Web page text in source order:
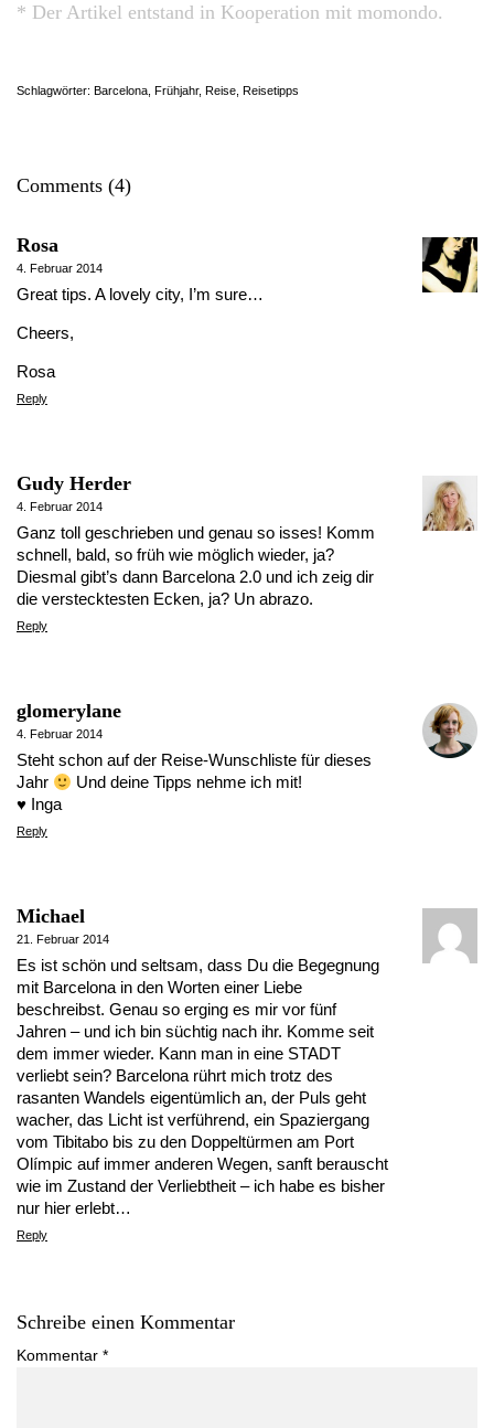
* Der Artikel entstand in Kooperation mit momondo.
Schlagwörter: Barcelona Frühjahr, Reise Reisetipps
Comments (4)
Rosa
4. Februar 2014
Great tips. A lovely city, I’m sure…
Cheers,
Rosa
Reply
Gudy Herder
4. Februar 2014
Ganz toll geschrieben und genau so isses! Komm
schnell, bald, so früh wie möglich wieder, ja?
Diesmal gibt’s dann Barcelona 2.0 und ich zeig dir
die verstecktesten Ecken, ja? Un abrazo.
Reply
glomerylane
4. Februar 2014
Steht schon auf der Reise-Wunschliste für dieses
Jahr
Und deine Tipps nehme ich mit!
♥ Inga
Reply
Michael
21. Februar 2014
Es ist schön und seltsam, dass Du die Begegnung
mit Barcelona in den Worten einer Liebe
beschreibst. Genau so erging es mir vor fünf
Jahren – und ich bin süchtig nach ihr. Komme seit
dem immer wieder. Kann man in eine STADT
verliebt sein? Barcelona rührt mich trotz des
rasanten Wandels eigentümlich an, der Puls geht
wacher, das Licht ist verführend, ein Spaziergang
vom Tibitabo bis zu den Doppeltürmen am Port
Olímpic auf immer anderen Wegen, sanft berauscht
wie im Zustand der Verliebtheit – ich habe es bisher
nur hier erlebt…
Reply
Schreibe einen Kommentar
Kommentar *